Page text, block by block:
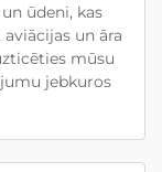
ūdeni, kas
un āra
mūsu
jebkuros